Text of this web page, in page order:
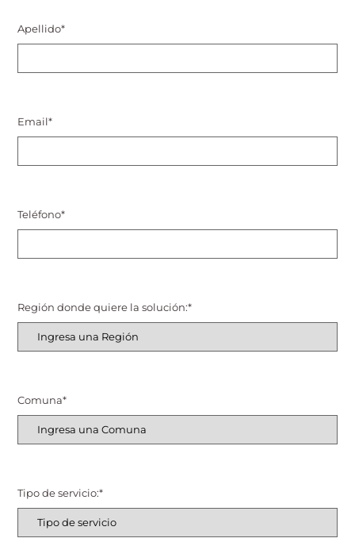
Apellido*
Email*
Teléfono*
Región donde quiere la solución:*
Comuna*
Tipo de servicio:*